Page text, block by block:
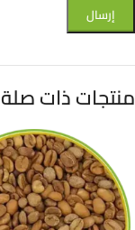
منتجات ذات صلة